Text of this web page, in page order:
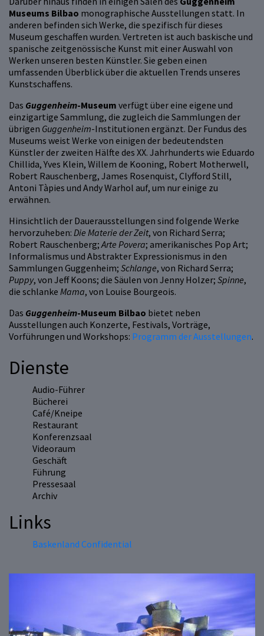
Museums Bilbao monographische Ausstellungen statt. In
anderen befinden sich Werke, die spezifisch für dieses
Museum geschaffen wurden. Vertreten ist auch baskische und
spanische zeitgenössische Kunst mit einer Auswahl von
Werken unseren besten Künstler. Sie geben einen
umfassenden Überblick über die aktuellen Trends unseres
Kunstschaffens.
Das Guggenheim-Museum verfügt über eine eigene und
einzigartige Sammlung, die zugleich die Sammlungen der
übrigen Guggenheim-Institutionen ergänzt. Der Fundus des
Museums weist Werke von einigen der bedeutendsten
Künstler der zweiten Hälfte des XX. Jahrhunderts wie Eduardo
Chillida, Yves Klein, Willem de Kooning, Robert Motherwell,
Robert Rauschenberg, James Rosenquist, Clyfford Still,
Antoni Tàpies und Andy Warhol auf, um nur einige zu
erwähnen.
Hinsichtlich der Dauerausstellungen sind folgende Werke
hervorzuheben: Die Materie der Zeit, von Richard Serra;
Robert Rauschenberg;Arte Povera; amerikanisches Pop Art;
Informalismus und Abstrakter Expressionismus in den
Sammlungen Guggenheim; Schlange, von Richard Serra;
Puppy, von Jeff Koons; die Säulen von Jenny Holzer; Spinne,
die schlanke Mama, von Louise Bourgeois.
Das Guggenheim-Museum Bilbao bietet neben
Ausstellungen auch Konzerte, Festivals, Vorträge,
Vorführungen und Workshops: Programm der Ausstellungen.
Dienste
Audio-Führer
Bücherei
Café/Kneipe
Restaurant
Konferenzsaal
Videoraum
Geschäft
Führung
Pressesaal
Archiv
Links
Baskenland Confidential